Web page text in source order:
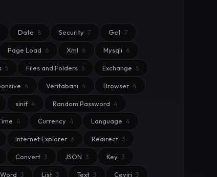
Date 8 Security 7 Get 7
Page Load 6 Xml 6 Mysqli 6
5 Files and Folders 5 Exchange 5
4 Veritabanı 4 Browser 4
sinif 4 Random Password 4
4 Currency 4 Language 4
Internet Explorer 3 Redirect 3
Convert 3 JSON 3 Key 3
Word 3 List 3 Text 3 Çeviri 3